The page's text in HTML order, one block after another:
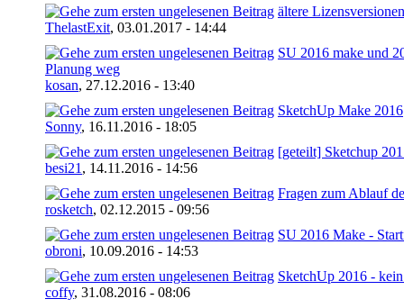
ältere
ThelastExit, 03.01.2017 - 14:44
SU 2016 make und
Planung weg
kosan, 27.12.2016 - 13:40
SketchUp Make 2016
Sonny, 16.11.2016 - 18:05
[geteilt] Sketchup
besi21 , 14.11.2016 - 14:56
Fragen zum Ablauf
rosketch, 02.12.2015 - 09:56
SU 2016 Make -
obroni, 10.09.2016 - 14:53
SketchUp 2016 -
coffy, 31.08.2016 - 08:06